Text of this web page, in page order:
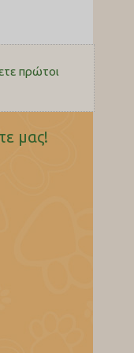
πρώτοι
μας!